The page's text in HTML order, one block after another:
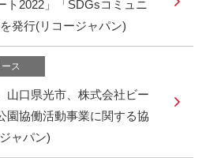
ト2022」「SDGsコミュニ
発行(リコージャパン)
ース
山口県光市、株式会社ビー
園協働活動事業に関する協
ャパン)